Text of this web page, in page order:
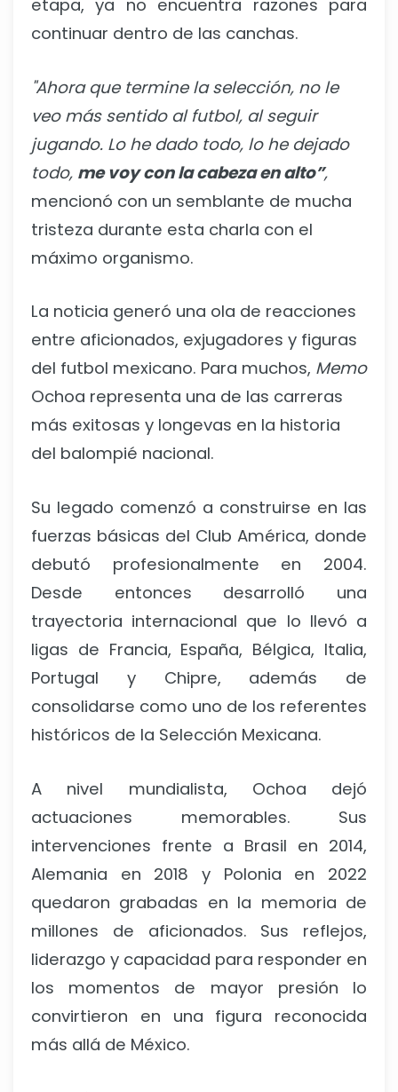
etapa, ya no encuentra razones para
continuar dentro de las canchas.
"Ahora que termine la selección, no le
veo más sentido al futbol, al seguir
jugando. Lo he dado todo, lo he dejado
todo, me voy con la cabeza en alto”,
mencionó con un semblante de mucha
tristeza durante esta charla con el
máximo organismo.
La noticia generó una ola de reacciones
entre aficionados, exjugadores y figuras
del futbol mexicano. Para muchos, Memo
Ochoa representa una de las carreras
más exitosas y longevas en la historia
del balompié nacional.
Su legado comenzó a construirse en las
fuerzas básicas del Club América, donde
debutó profesionalmente en 2004.
Desde entonces desarrolló una
trayectoria internacional que lo llevó a
ligas de Francia, España, Bélgica, Italia,
Portugal y Chipre, además de
consolidarse como uno de los referentes
históricos de la Selección Mexicana.
A nivel mundialista, Ochoa dejó
actuaciones memorables. Sus
intervenciones frente a Brasil en 2014,
Alemania en 2018 y Polonia en 2022
quedaron grabadas en la memoria de
millones de aficionados. Sus reflejos,
liderazgo y capacidad para responder en
los momentos de mayor presión lo
convirtieron en una figura reconocida
más allá de México.